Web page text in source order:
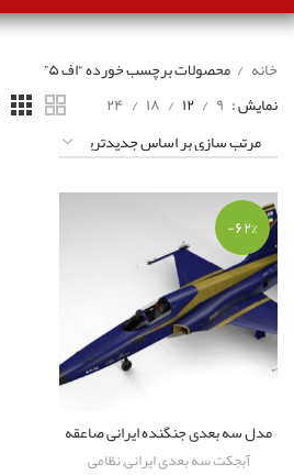
خانه
محصولات برچسب خورده “اف ۵”
نمایش ۹ ۱۲ ۱۸ ۲۴
-۶۲%
مدل سه بعدی جنگنده ایرانی صاعقه
آبجکت سه بعدی ایرانی,نظامی